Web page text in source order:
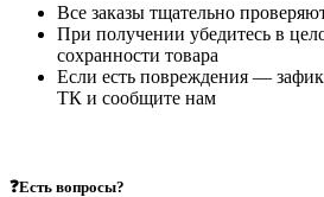
Все заказы тщательно
При получении убедитесь в
сохранности товара
Если есть повреждения —
ТК и сообщите нам
❓Есть вопросы?